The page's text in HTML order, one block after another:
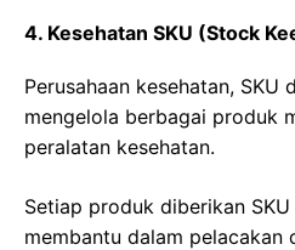
4. Kesehatan SKU (Stock
Perusahaan kesehatan, SKU
mengelola berbagai produk
peralatan kesehatan.
Setiap produk diberikan
membantu dalam pelacakan